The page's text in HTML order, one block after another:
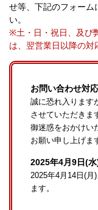
せ等、下記のフォーム
い。
※土・日・祝日、及び
は、翌営業日以降の対
お問い合わせ対
誠に恐れ入ります
させていただきま
御迷惑をおかけい
お願い申し上げま
2025年4月9日(
2025年4月14日(月
ます。